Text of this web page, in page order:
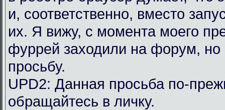
и, соответственно, вместо
их. Я вижу, с момента моего
фуррей заходили на форум, но
просьбу.
UPD2: Данная просьба по-
обращайтесь в личку.